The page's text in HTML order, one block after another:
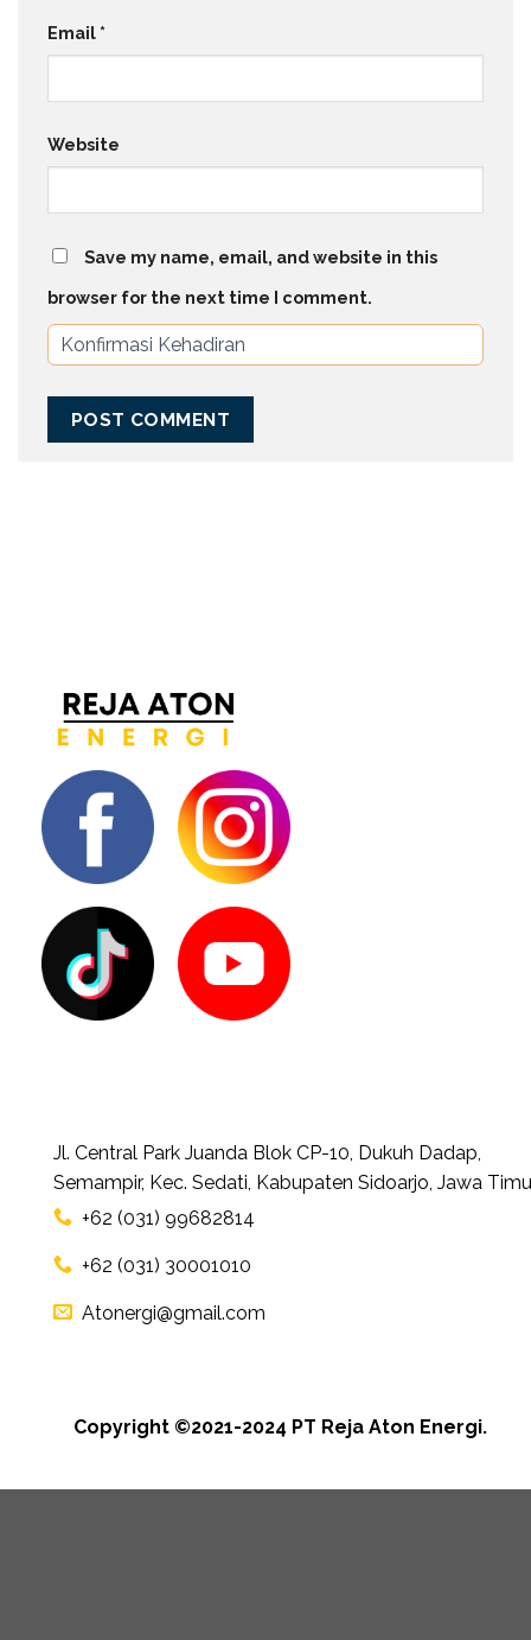
Email *
Website
Save my name, email, and website in this
browser for the next time I comment.
Jl. Central Park Juanda Blok CP-10, Dukuh Dadap,
Semampir, Kec. Sedati, Kabupaten Sidoarjo, Jawa
+62 (031) 99682814
+62 (031) 30001010
Atonergi@gmail.com
Copyright ©2021-2024 PT Reja Aton Energi.